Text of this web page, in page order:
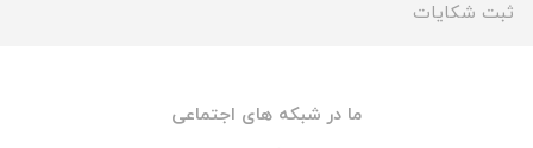
ثبت شکایات
ما در شبکه های اجتماعی